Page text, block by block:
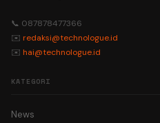
📞 087878477366
✉️ redaksi@technologue.id
✉️ hai@technologue.id
KATEGORI
News